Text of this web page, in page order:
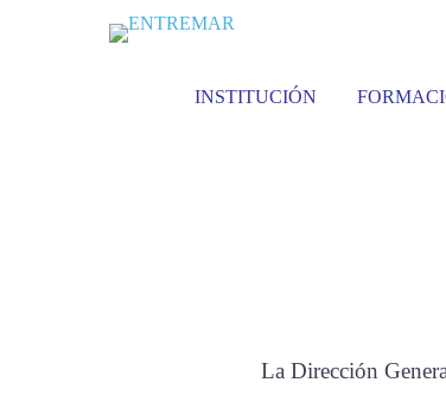
INSTITUCIÓN
La Dirección